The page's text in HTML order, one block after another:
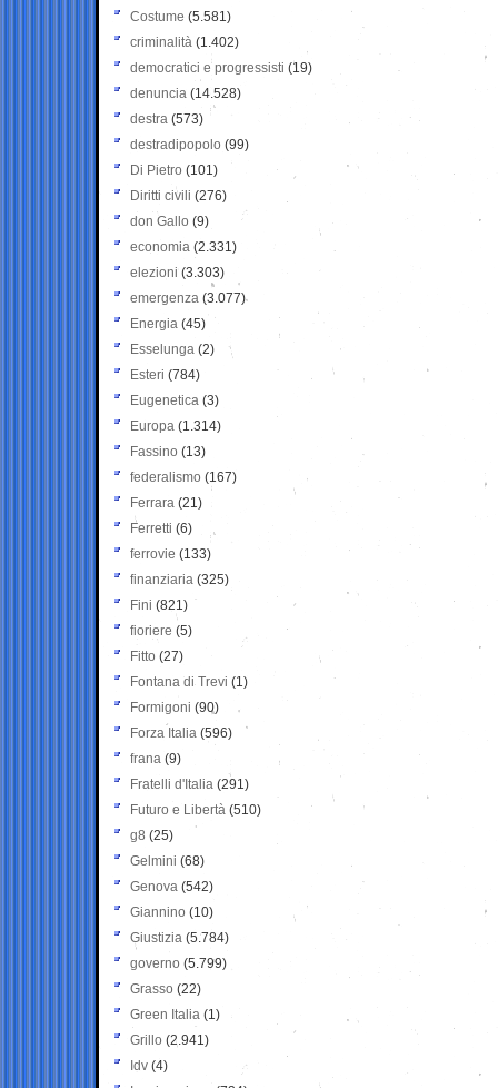
Costume (5.581)
criminalità (1.402)
democratici e progressisti (19)
denuncia (14.528)
destra (573)
destradipopolo (99)
Di Pietro (101)
Diritti civili (276)
don Gallo (9)
economia (2.331)
elezioni (3.303)
emergenza (3.077)
Energia (45)
Esselunga (2)
Esteri (784)
Eugenetica (3)
Europa (1.314)
Fassino (13)
federalismo (167)
Ferrara (21)
Ferretti (6)
ferrovie (133)
finanziaria (325)
Fini (821)
fioriere (5)
Fitto (27)
Fontana di Trevi (1)
Formigoni (90)
Forza Italia (596)
frana (9)
Fratelli d'Italia (291)
Futuro e Libertà (510)
g8 (25)
Gelmini (68)
Genova (542)
Giannino (10)
Giustizia (5.784)
governo (5.799)
Grasso (22)
Green Italia (1)
Grillo (2.941)
Idv (4)